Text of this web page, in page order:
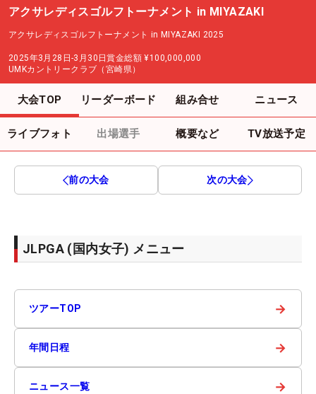
アクサレディスゴルフトーナメント in MIYAZAKI
アクサレディスゴルフトーナメント in MIYAZAKI 2025
2025年3月28日-3月30日賞金総額 ¥100,000,000
UMKカントリークラブ（宮崎県）
大会TOP リーダーボード 組み合せ ニュース
ライブフォト 出場選手 概要など TV放送予定
前の大会 次の大会
JLPGA (国内女子) メニュー
ツアーTOP →
年間日程 →
ニュース一覧 →